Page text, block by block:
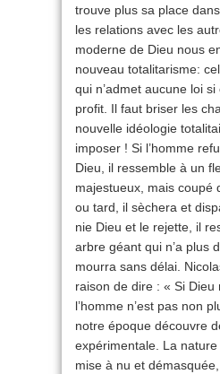
trouve plus sa place
les relations avec les
moderne de Dieu nous
nouveau totalitarisme:
qui n’admet aucune loi si
profit. Il faut briser les
nouvelle idéologie
imposer ! Si l’homme
Dieu, il ressemble à un
majestueux, mais coupé
ou tard, il sèchera et
nie Dieu et le rejette, il
arbre géant qui n’a plus
mourra sans délai.
raison de dire : « Si Dieu
l’homme n’est pas non
notre époque découvre
expérimentale. La
mise à nu et